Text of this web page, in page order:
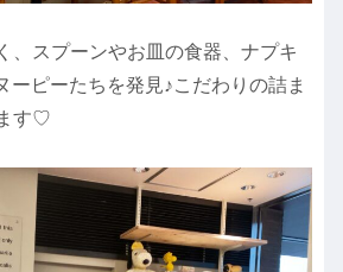
、スプーンやお皿の食器、ナプキ
ーピーたちを発見♪こだわりの詰ま
す♡